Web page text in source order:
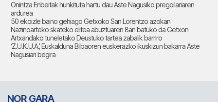
Onintza Enbeitak hunkituta hartu dau Aste Nagusiko pregoilariaren
ardurea
50 ekoizle baino gehiago Getxoko San Lorentzo azokan
Nazinoarteko skateko elitea abuztuaren 8an batuko da Getxon
Artxandako tuneletako Deustuko tartea zabalik barriro
‘Z.U.K.U.A.’, Euskalduna Bilbaoren euskerazko ikuskizun bakarra Aste
Nagusiari begira
NOR GARA